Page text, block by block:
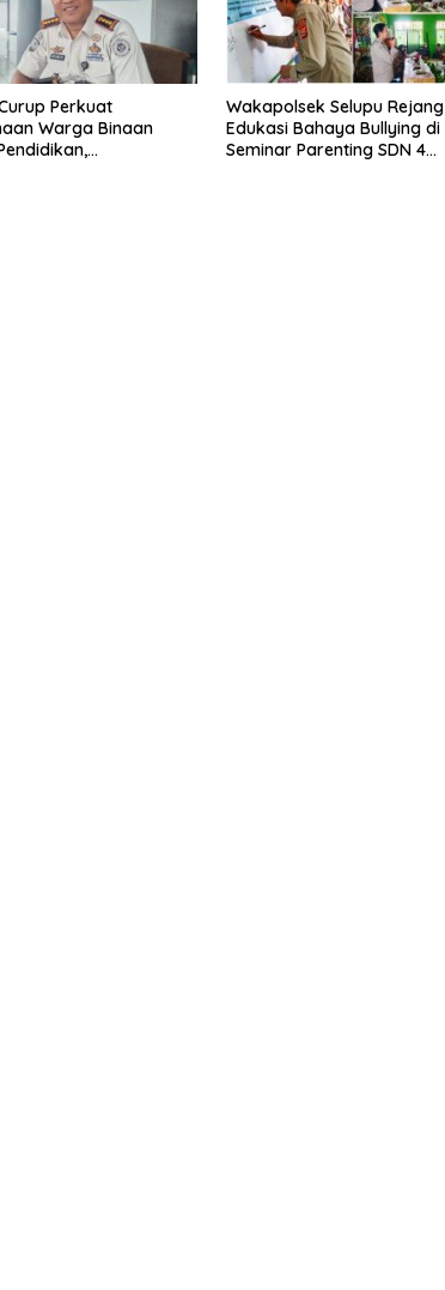
Perkuat
Warga Binaan
Wakapolsek Selupu Rejang
Edukasi Bahaya Bullying di
Seminar Parenting SDN 4